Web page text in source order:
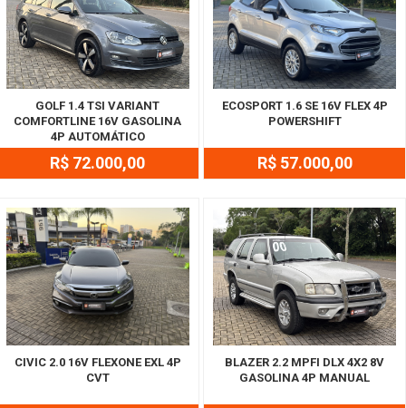
GOLF 1.4 TSI VARIANT
COMFORTLINE 16V GASOLINA
4P AUTOMÁTICO
R$ 72.000,00
ECOSPORT 1.6 SE 16V FLEX 4P
POWERSHIFT
R$ 57.000,00
CIVIC 2.0 16V FLEXONE EXL 4P
CVT
BLAZER 2.2 MPFI DLX 4X2 8V
GASOLINA 4P MANUAL